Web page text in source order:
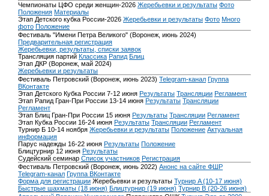
Чемпионаты ЦФО среди женщин-2026 Жеребьевки и результаты Фото
Положения Материалы
Этап Детского кубка России-2026 Жеребьевки и результаты Фото Много
фото Положение
Фестиваль "Имени Петра Великого" (Воронеж, июнь 2024)
Предварительная регистрация
Жеребьевки, результаты, списки заявок
Трансляция партий Классика Рапид Блиц
Этап ДКР (Воронеж, май 2024)
Жеребьевки и результаты
Фестиваль Петровский (Воронеж, июнь 2023) Telegram-канал Группа
ВКонтакте
Этап Детского Кубка России 7-12 июня Результаты Трансляции Регламент
Этап Рапид Гран-При России 13-14 июня Результаты Трансляции
Регламент
Этап Блиц Гран-При России 15 июня Результаты Трансляции Регламент
Этап Кубка России 16-24 июня Результаты Трансляции Регламент
Турнир Б 10-14 ноября Жеребьевки и результаты Положение Актуальная
информация
Парус надежды 16-22 июня Результаты Положение
Блицтурнир 12 июня Результаты
Судейский семинар Список участников Регистрация
Фестиваль Петровский (Воронеж, июнь 2022) Анонс на сайте ФШР
Telegram-канал Группа ВКонтакте
Форма для регистрации Жеребьевки и результаты Турнир A (10-17 июня)
Быстрые шахматы (18 июня) Блицтурнир (19 июня) Турнир B (20-26 июня)